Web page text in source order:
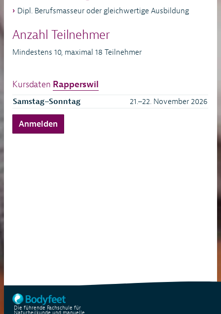
Dipl. Berufsmasseur oder gleichwertige Ausbildung
Anzahl Teilnehmer
Mindestens 10, maximal 18 Teilnehmer
Kursdaten Rapperswil
Samstag–Sonntag 21.–22. November 2026
Anmelden
Die führende Fachschule für